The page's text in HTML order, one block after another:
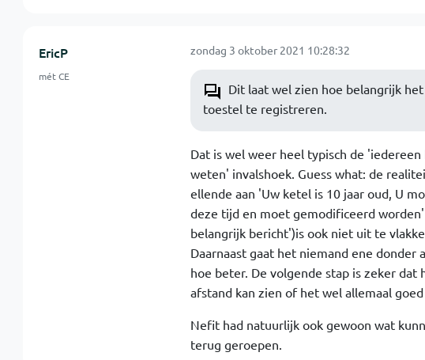
EricP
mét CE
zondag 3 oktober 2021 10:28:32
Dit laat wel zien hoe belangrijk
toestel te registreren.
Dat is wel weer heel typisch de
weten' invalshoek. Guess what: de
ellende aan 'Uw ketel is 10 jaar oud, U
deze tijd en moet gemodificeerd
belangrijk bericht')is ook niet uit te
Daarnaast gaat het niemand ene
hoe beter. De volgende stap is zeker
afstand kan zien of het wel allemaal
Nefit had natuurlijk ook gewoon wat
terug geroepen.